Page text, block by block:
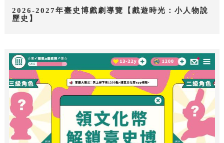
2026-2027年臺史博戲劇導覽【戲遊時光：小人物說
歷史】